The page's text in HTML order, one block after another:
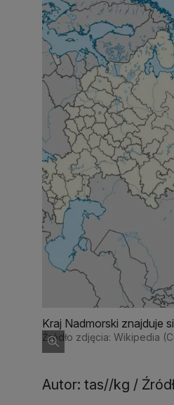
Kraj Nadmorski znajduje
Źródło zdjęcia: Wikipedia
Autor: tas//kg /